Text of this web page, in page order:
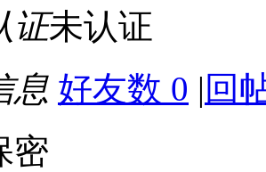
证未认证
息 好友数 0 | 回
密